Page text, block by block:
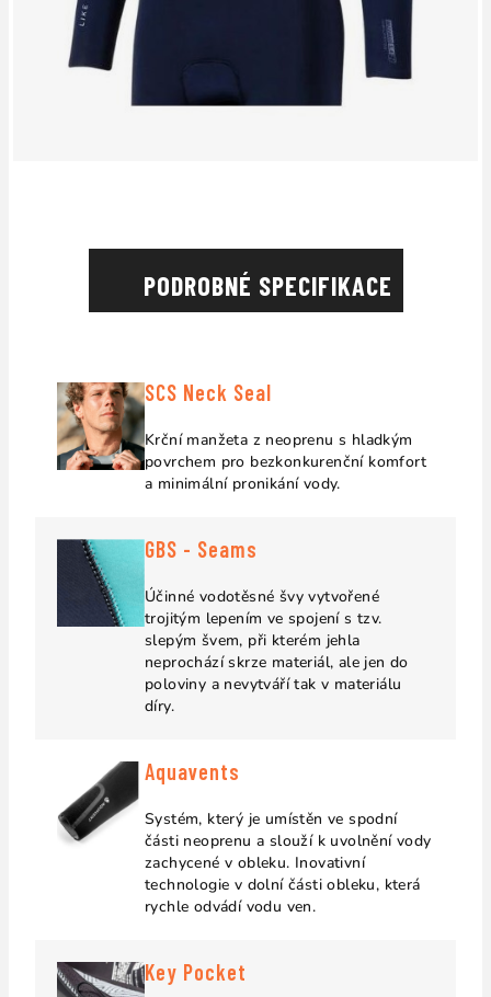
PODROBNÉ SPECIFIKACE
SCS Neck Seal
Krční manžeta z neoprenu s hladkým
povrchem pro bezkonkurenční komfort
a minimální pronikání vody.
GBS - Seams
Účinné vodotěsné švy vytvořené
trojitým lepením ve spojení s tzv.
slepým švem, při kterém jehla
neprochází skrze materiál, ale jen do
poloviny a nevytváří tak v materiálu
díry.
Aquavents
Systém, který je umístěn ve spodní
části neoprenu a slouží k uvolnění vody
zachycené v obleku. Inovativní
technologie v dolní části obleku, která
rychle odvádí vodu ven.
Key Pocket